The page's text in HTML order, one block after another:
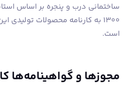
1300 به کارنامه محصولات
است.
مجوزها و گواهینامه‌ها